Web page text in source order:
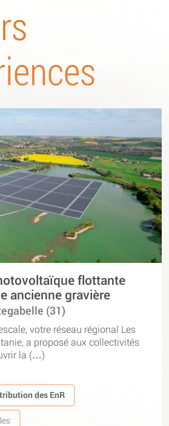
flottante
ancienne gravière
(31)
votre réseau régional Les
a proposé aux collectivités
la (…)
des EnR